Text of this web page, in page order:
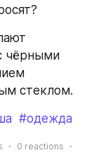
чёрными
стеклом.
#одежда
0 reactions